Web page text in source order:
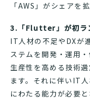
「AWS」がシェアを
3.「Flutter」が初ラ
IT人材の不足やDXが
ステムを開発・運用
生産性を高める技術
ます。それに伴いIT
にわたる能力が必要